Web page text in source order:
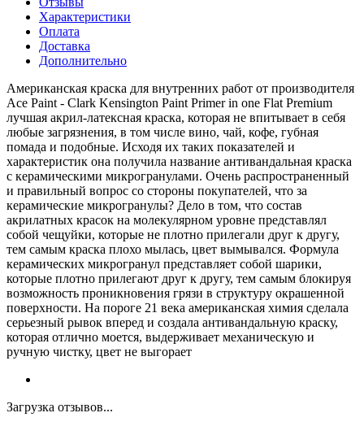
Характеристики
Оплата
Доставка
Дополнительно
Американская краска для внутренних работ от производителя
Ace Paint - Clark Kensington Paint Primer in one Flat Premium
лучшая акрил-латексная краска, которая не впитывает в себя
любые загрязнения, в том числе вино, чай, кофе, губная
помада и подобные. Исходя их таких показателей и
характеристик она получила название антивандальная краска
с керамическими микрогранулами. Очень распространенный
и правильный вопрос со стороны покупателей, что за
керамические микрогранулы? Дело в том, что состав
акрилатных красок на молекулярном уровне представлял
собой чещуйки, которые не плотно прилегали друг к другу,
тем самым краска плохо мылась, цвет вымывался. Формула
керамических микрогранул представляет собой шарики,
которые плотно прилегают друг к другу, тем самым блокируя
возможность проникновения грязи в структуру окрашенной
поверхности. На пороге 21 века американская химия сделала
серьезный рывок вперед и создала антивандальную краску,
которая отлично моется, выдерживает механическую и
ручную чистку, цвет не выгорает
Загрузка отзывов...